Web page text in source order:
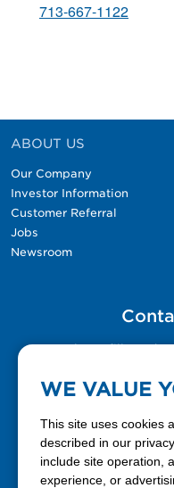
713-667-1122
ABOUT US
Our Company
Investor Information
Customer Referral
Jobs
Newsroom
Please fill out the
WE VALUE
This site uses cookies
described in our
include site operation,
experience, or